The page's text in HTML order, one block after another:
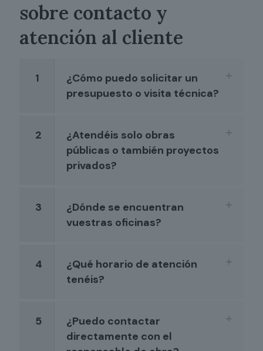
sobre contacto y
atención al cliente
1
¿Cómo puedo solicitar un
presupuesto o visita técnica?
2
¿Atendéis solo obras
públicas o también proyectos
privados?
3
¿Dónde se encuentran
vuestras oficinas?
4
¿Qué horario de atención
tenéis?
5
¿Puedo contactar
directamente con el